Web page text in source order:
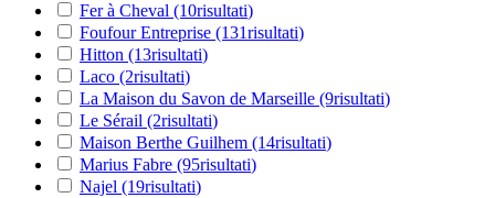
Fer à Cheval (10risultati)
Foufour Entreprise (131risultati)
Hitton (13risultati)
Laco (2risultati)
La Maison du Savon de Marseille (9risultati)
Le Sérail (2risultati)
Maison Berthe Guilhem (14risultati)
Marius Fabre (95risultati)
Najel (19risultati)